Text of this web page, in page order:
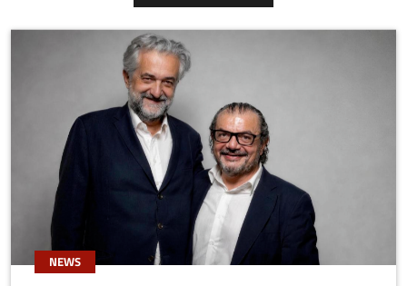
industriali.La stessa
tecnologia può anche
essere utilizzata a bordo
di auto sportive o veicoli di
qualsiasi natura.
manifestano a scuola ma
NEWS